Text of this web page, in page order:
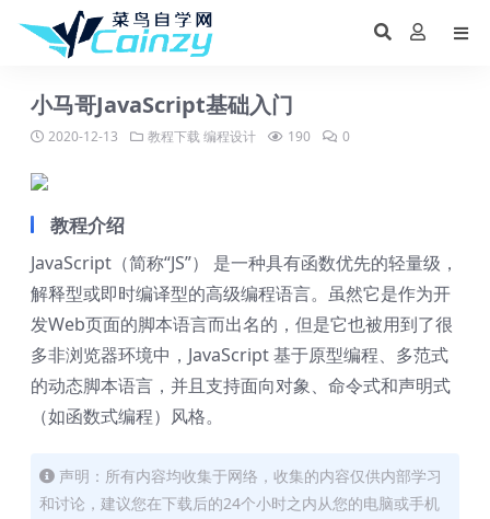
小马哥JavaScript基础入门
2020-12-13 教程下载编程设计 190 0
教程介绍
JavaScript（简称“JS”） 是一种具有函数优先的轻量级，
解释型或即时编译型的高级编程语言。虽然它是作为开
发Web页面的脚本语言而出名的，但是它也被用到了很
多非浏览器环境中，JavaScript 基于原型编程、多范式
的动态脚本语言，并且支持面向对象、命令式和声明式
（如函数式编程）风格。
声明：所有内容均收集于网络，收集的内容仅供内部学习
和讨论，建议您在下载后的24个小时之内从您的电脑或手机